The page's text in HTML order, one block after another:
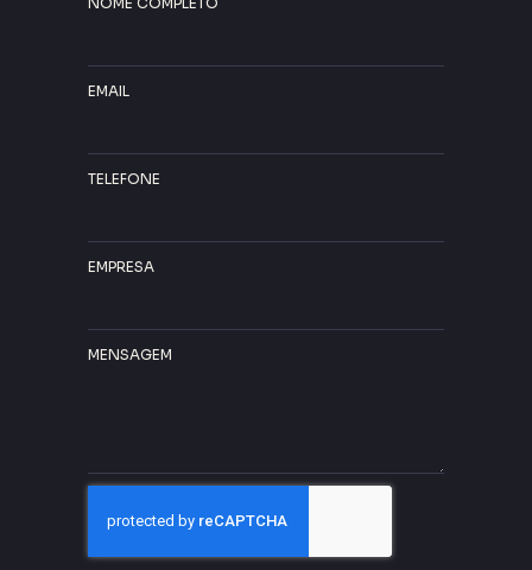
EMAIL
TELEFONE
EMPRESA
MENSAGEM